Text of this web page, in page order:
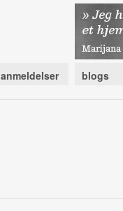
anmeldelser blogs